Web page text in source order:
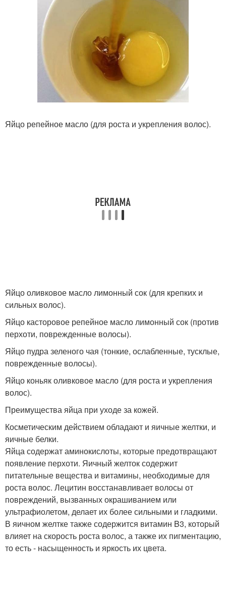
Яйцо репейное масло (для роста и укрепления волос).
Яйцо оливковое масло лимонный сок (для крепких и
сильных волос).
Яйцо касторовое репейное масло лимонный сок (против
перхоти, поврежденные волосы).
Яйцо пудра зеленого чая (тонкие, ослабленные, тусклые,
поврежденные волосы).
Яйцо коньяк оливковое масло (для роста и укрепления
волос).
Преимущества яйца при уходе за кожей.
Косметическим действием обладают и яичные желтки, и
яичные белки.
Яйца содержат аминокислоты, которые предотвращают
появление перхоти. Яичный желток содержит
питательные вещества и витамины, необходимые для
роста волос. Лецитин восстанавливает волосы от
повреждений, вызванных окрашиванием или
ультрафиолетом, делает их более сильными и гладкими.
В яичном желтке также содержится витамин B3, который
влияет на скорость роста волос, а также их пигментацию,
то есть - насыщенность и яркость их цвета.